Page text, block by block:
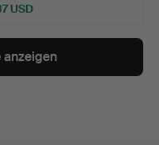
USD
anzeigen